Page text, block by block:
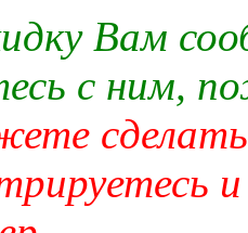
Вам
с ним,
сделать